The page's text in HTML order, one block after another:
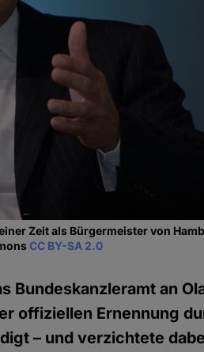
Zeit als Bürgermeister von
CC BY-SA 2.0
Bundeskanzleramt an
offiziellen Ernennung
– und verzichtete